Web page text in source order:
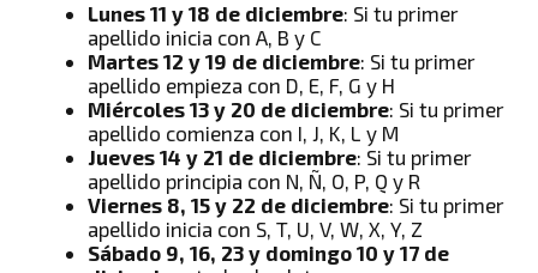
Lunes 11 y 18 de diciembre: Si tu primer
apellido inicia con A, B y C
Martes 12 y 19 de diciembre: Si tu primer
apellido empieza con D, E, F, G y H
Miércoles 13 y 20 de diciembre: Si tu primer
apellido comienza con I, J, K, L y M
Jueves 14 y 21 de diciembre: Si tu primer
apellido principia con N, Ñ, O, P, Q y R
Viernes 8, 15 y 22 de diciembre: Si tu primer
apellido inicia con S, T, U, V, W, X, Y, Z
Sábado 9, 16, 23 y domingo 10 y 17 de